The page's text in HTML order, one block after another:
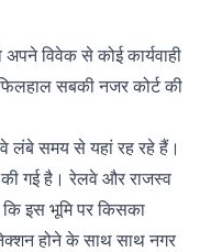
विवेक से कोई कार्यवाही
सबकी नजर कोर्ट की
लंबे समय से यहां रह रहे हैं।
गई है। रेलवे और राजस्व
कि इस भूमि पर किसका
होने के साथ साथ नगर